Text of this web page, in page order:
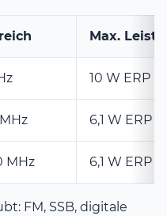
Max.
10 W ERP
6,1 W ERP
MHz 6,1 W ERP
FM, SSB, digitale